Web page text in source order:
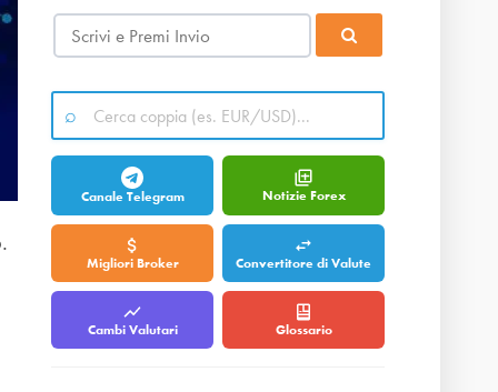
Canale Telegram Notizie Forex
Migliori Broker Convertitore di Valute
Cambi Valutari Glossario